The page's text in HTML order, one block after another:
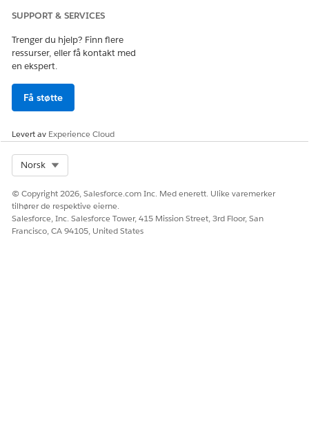
SUPPORT & SERVICES
Trenger du hjelp? Finn flere
ressurser, eller få kontakt med
en ekspert.
Få støtte
Levert av Experience Cloud
Norsk
© Copyright 2026, Salesforce.com Inc. Med enerett. Ulike varemerker
tilhører de respektive eierne.
Salesforce, Inc. Salesforce Tower, 415 Mission Street, 3rd Floor, San
Francisco, CA 94105, United States